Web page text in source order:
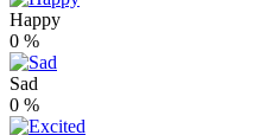
Happy
0 %
Sad
0 %